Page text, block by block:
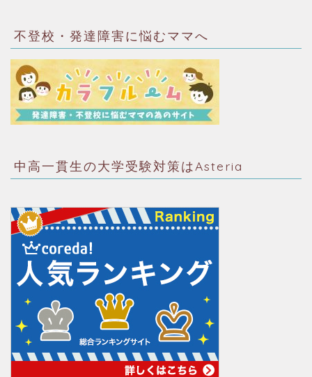
不登校・発達障害に悩むママへ
中高一貫生の大学受験対策はAsteria